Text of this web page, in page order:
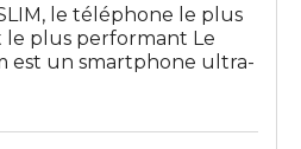
le téléphone le plus
plus performant Le
est un smartphone ultra-